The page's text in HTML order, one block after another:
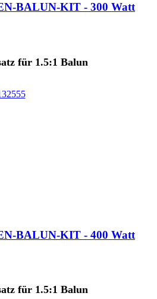
BALUN-KIT - 300 Watt
für 1.5:1 Balun
BALUN-KIT - 400 Watt
für 1.5:1 Balun